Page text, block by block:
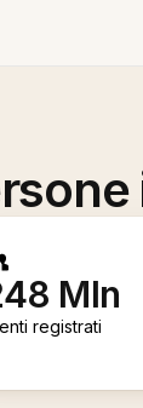
Mln
registrati